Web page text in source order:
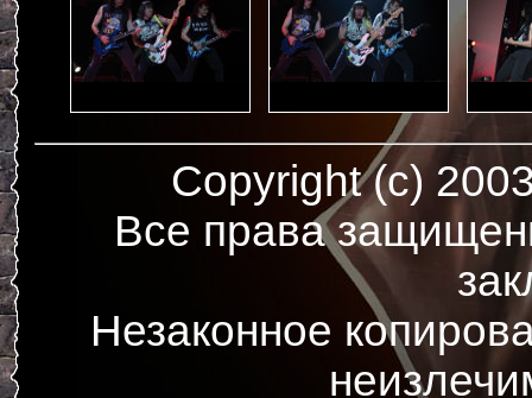
Copyright (c)
Все права
Незаконное